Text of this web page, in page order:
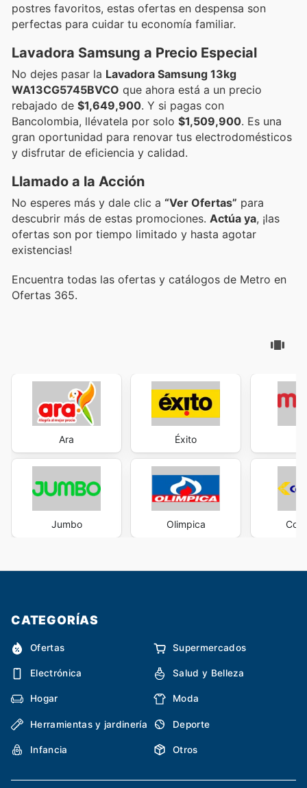
postres favoritos, estas ofertas en despensa son
perfectas para cuidar tu economía familiar.
Lavadora Samsung a Precio Especial
No dejes pasar la Lavadora Samsung 13kg
WA13CG5745BVCO que ahora está a un precio
rebajado de $1,649,900. Y si pagas con
Bancolombia, llévatela por solo $1,509,900. Es una
gran oportunidad para renovar tus electrodomésticos
y disfrutar de eficiencia y calidad.
Llamado a la Acción
No esperes más y dale clic a “Ver Ofertas” para
descubrir más de estas promociones. Actúa ya, ¡las
ofertas son por tiempo limitado y hasta agotar
existencias!
Encuentra todas las ofertas y catálogos de Metro en
Ofertas 365.
Ara
Jumbo
Éxito
Olimpica
CATEGORÍAS
Ofertas Supermercados
Electrónica Salud y Belleza
Hogar Moda
Herramientas y jardinería Deporte
Infancia Otros